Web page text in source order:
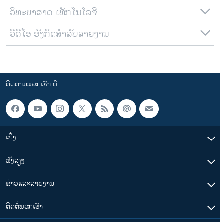
ວິທະຍາສາດ-ເທັກໂນໂລຈີ
ວີດີໂອ ອັງກິດສຳລັບລາຍງານ
ຕິດຕາມພວກເຮົາ ທີ່
ເບິ່ງ
ຟັງສຽງ
ຂ່າວແລະລາຍງານ
ຕິດຕໍ່ພວກເຮົາ